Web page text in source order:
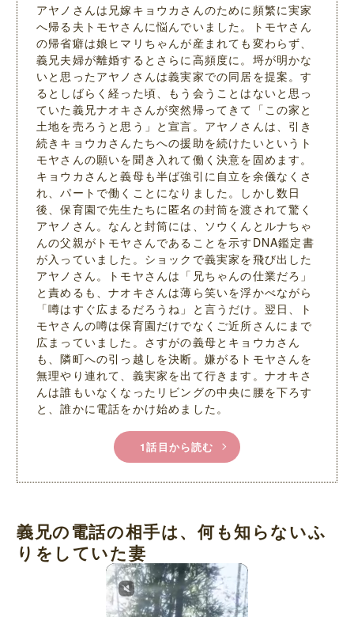
アヤノさんは兄嫁キョウカさんのために頻繁に実家
へ帰る夫トモヤさんに悩んでいました。トモヤさん
の帰省癖は娘ヒマリちゃんが産まれても変わらず、
義兄夫婦が離婚するとさらに高頻度に。埒が明かな
いと思ったアヤノさんは義実家での同居を提案。す
るとしばらく経った頃、もう会うことはないと思っ
ていた義兄ナオキさんが突然帰ってきて「この家と
土地を売ろうと思う」と宣言。アヤノさんは、引き
続きキョウカさんたちへの援助を続けたいというト
モヤさんの願いを聞き入れて働く決意を固めます。
キョウカさんと義母も半ば強引に自立を余儀なくさ
れ、パートで働くことになりました。しかし数日
後、保育園で先生たちに匿名の封筒を渡されて驚く
アヤノさん。なんと封筒には、ソウくんとルナちゃ
んの父親がトモヤさんであることを示すDNA鑑定書
が入っていました。ショックで義実家を飛び出した
アヤノさん。トモヤさんは「兄ちゃんの仕業だろ」
と責めるも、ナオキさんは薄ら笑いを浮かべながら
「噂はすぐ広まるだろうね」と言うだけ。翌日、ト
モヤさんの噂は保育園だけでなくご近所さんにまで
広まっていました。さすがの義母とキョウカさん
も、隣町への引っ越しを決断。嫌がるトモヤさんを
無理やり連れて、義実家を出て行きます。ナオキさ
んは誰もいなくなったリビングの中央に腰を下ろす
と、誰かに電話をかけ始めました。
1話目から読む
義兄の電話の相手は、何も知らないふ
りをしていた妻